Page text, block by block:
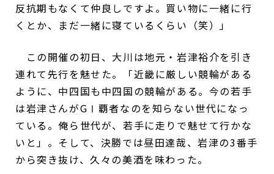
反抗期もなくて仲良しですよ。買い物に一緒に行
くとか、まだ一緒に寝ているくらい（笑）」
この開催の初日、大川は地元・岩津裕介を引き
連れて先行を魅せた。「近畿に厳しい競輪がある
ように、中四国も中四国の競輪がある。今の若手
は岩津さんがGⅠ覇者なのを知らない世代になっ
ている。俺ら世代が、若手に走りで魅せて行かな
いと」。そして、決勝では昼田達哉、岩津の3番手
から突き抜け、久々の美酒を味わった。